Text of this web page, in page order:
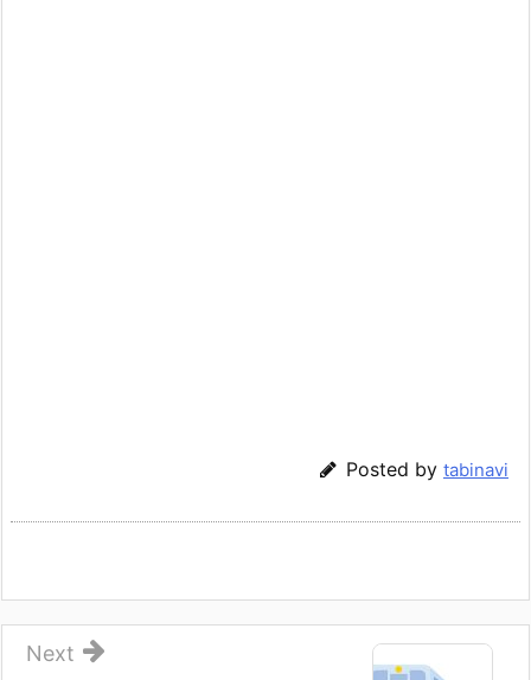
Posted by tabinavi
Next